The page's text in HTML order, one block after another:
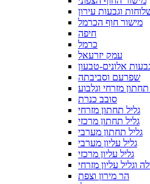
וגבעות עירון
מישור חוף הכרמל
חיפה
כרמל
עמק יזרעאל
אלונים-טבעון
שפרעם וסביבתה
מזרחי וגלבוע
סובב כנרת
גליל תחתון מזרחי
גליל תחתון מרכזי
גליל תחתון מערבי
גליל עליון מערבי
גליל עליון מרכזי
וגליל עליון מזרחי
הר מירון וצפת